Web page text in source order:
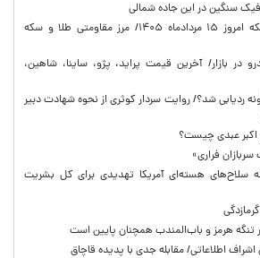
سنگین در این جاده شمالی
قیمت جدید طلا و سکه امروز ۱۵ مردادماه ۱۴۰۵/ مرز مقاومتی طلا و سکه
در بازار/ آخرین قیمت پراید، پژو، ساینا، شاهین،
ردیابی شد؟/ روایت سردار کوثری از نحوه شهادت دبیر
عبدی چیست؟
فراری»
سلاح‌های هسته‌ای آمریکا تهدیدی برای کل بشریت
تنگه هرمز و باب‌المندب همچنان پایین است
اشراف اطلاعاتی/ مقابله جدی با پدیده قاچاق